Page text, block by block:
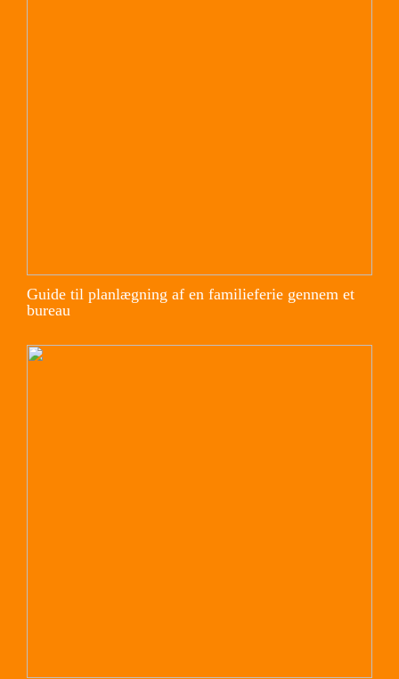
Guide til planlægning af en familieferie gennem et
bureau